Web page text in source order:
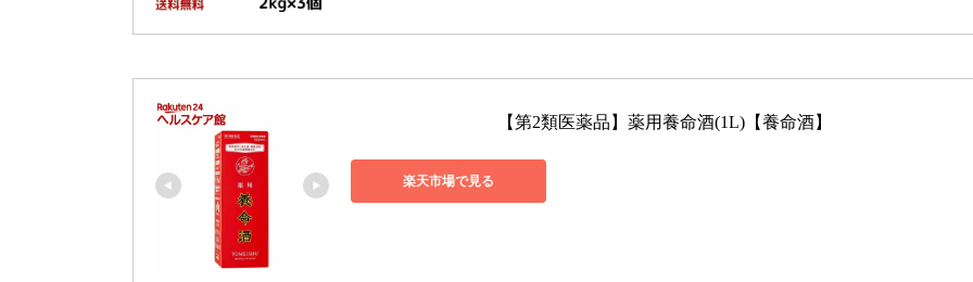
【第2類医薬品】薬用養命酒(1L)【養命酒】
楽天市場で見る